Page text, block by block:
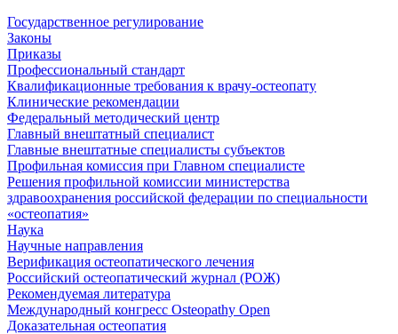
Государственное регулирование
Законы
Приказы
Профессиональный стандарт
Квалификационные требования к врачу-остеопату
Клинические рекомендации
Федеральный методический центр
Главный внештатный специалист
Главные внештатные специалисты субъектов
Профильная комиссия при Главном специалисте
Решения профильной комиссии министерства
здравоохранения российской федерации по специальности
«остеопатия»
Наука
Научные направления
Верификация остеопатического лечения
Российский остеопатический журнал (РОЖ)
Рекомендуемая литература
Международный конгресс Osteopathy Open
Доказательная остеопатия